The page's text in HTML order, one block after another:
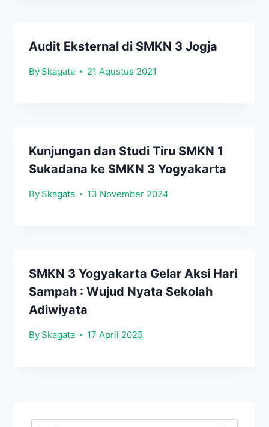
Audit Eksternal di SMKN 3 Jogja
By Skagata 21 Agustus 2021
Kunjungan dan Studi Tiru SMKN 1
Sukadana ke SMKN 3 Yogyakarta
By Skagata 13 November 2024
SMKN 3 Yogyakarta Gelar Aksi Hari
Sampah : Wujud Nyata Sekolah
Adiwiyata
By Skagata 17 April 2025